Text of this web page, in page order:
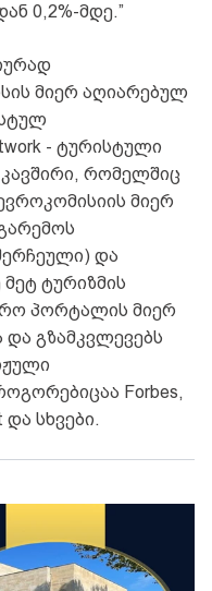
0,2%-მდე.”
მიერ აღიარებულ
- ტურისტული
რომელშიც
მიერ
და
ტურიზმის
პორტალის მიერ
და გზამკვლევებს
Forbes,
და სხვები.